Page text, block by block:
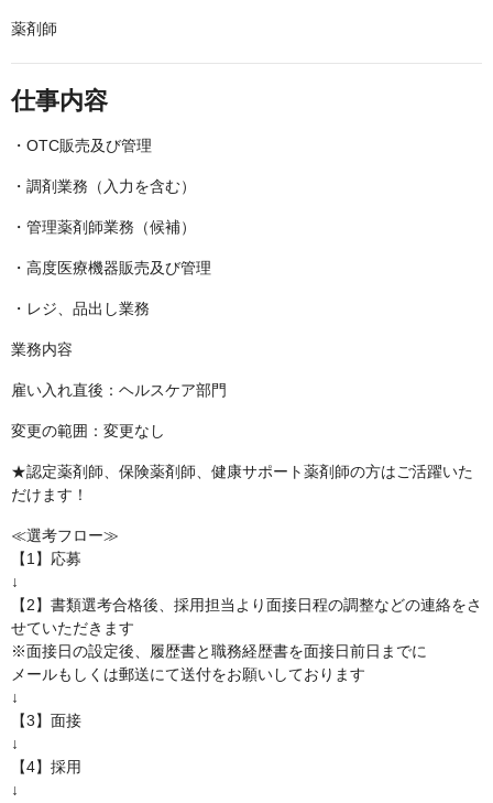
薬剤師
仕事内容
・OTC販売及び管理
・調剤業務（入力を含む）
・管理薬剤師業務（候補）
・高度医療機器販売及び管理
・レジ、品出し業務
業務内容
雇い入れ直後：ヘルスケア部門
変更の範囲：変更なし
★認定薬剤師、保険薬剤師、健康サポート薬剤師の方はご活躍いた
だけます！
≪選考フロー≫
【1】応募
↓
【2】書類選考合格後、採用担当より面接日程の調整などの連絡をさ
せていただきます
※面接日の設定後、履歴書と職務経歴書を面接日前日までに
メールもしくは郵送にて送付をお願いしております
↓
【3】面接
↓
【4】採用
↓